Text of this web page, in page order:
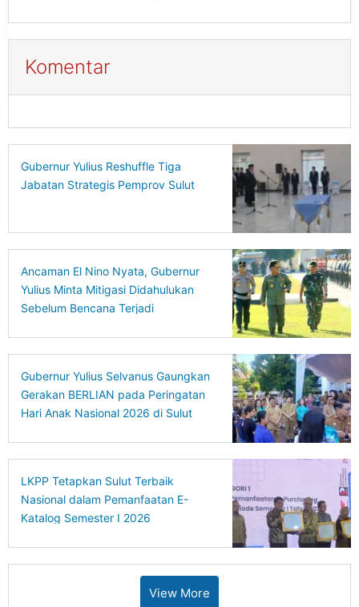
Komentar
Gubernur Yulius Reshuffle Tiga
Jabatan Strategis Pemprov Sulut
Ancaman El Nino Nyata, Gubernur
Yulius Minta Mitigasi Didahulukan
Sebelum Bencana Terjadi
Gubernur Yulius Selvanus Gaungkan
Gerakan BERLIAN pada Peringatan
Hari Anak Nasional 2026 di Sulut
LKPP Tetapkan Sulut Terbaik
Nasional dalam Pemanfaatan E-
Katalog Semester I 2026
View More